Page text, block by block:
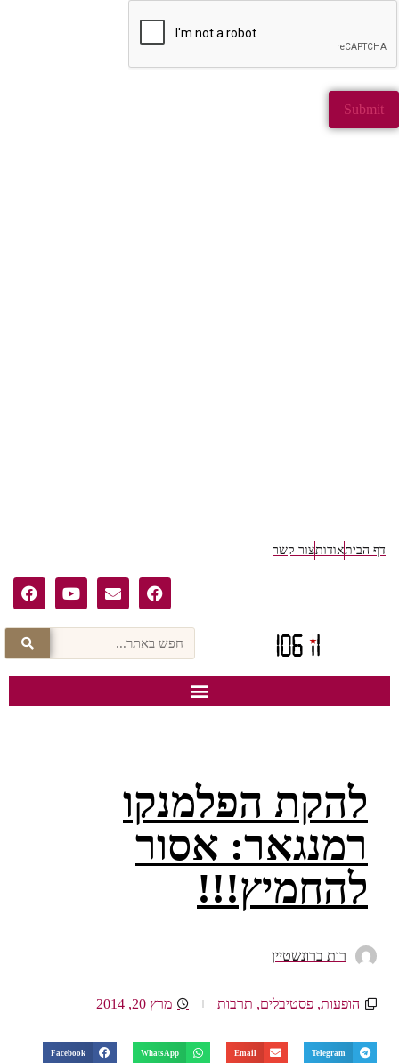
דף הביתאודותצור קשר
להקת הפלמנקו
רמנגאר: אסור
להחמיץ!!!
רות ברונשטיין
הופעות, פסטיבלים, תרבות מרץ 20, 2014
Telegram
Email
WhatsApp
Facebook